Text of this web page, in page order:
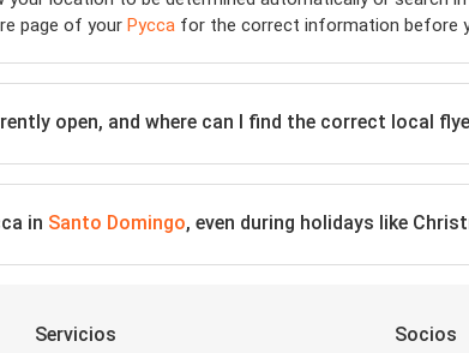
page of your Pycca for the correct information before
open, and where can I find the correct local
in Santo Domingo, even during holidays like
Servicios Socios